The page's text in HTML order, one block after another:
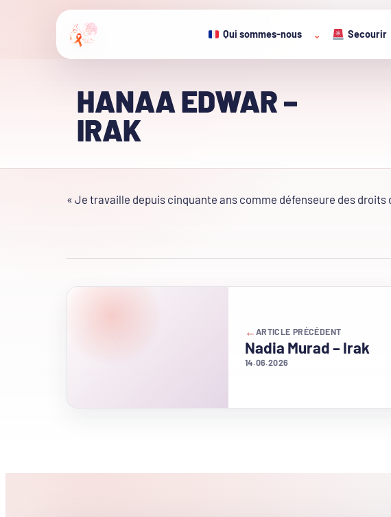
Qui sommes-nous ⌄ Secourir
HANAA EDWAR –
IRAK
« Je travaille depuis cinquante ans comme défenseure des droits
← ARTICLE PRÉCÉDENT
Nadia Murad – Irak
14.06.2026